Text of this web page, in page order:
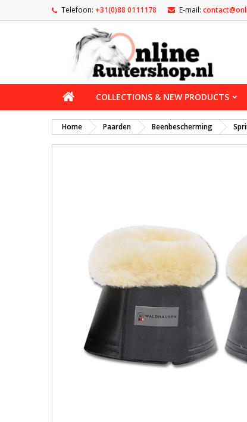
Telefoon: +31(0)88 0111178 E-mail:
COLLECTIONS & NEW PRODUCTS
Home Paarden Beenbescherming